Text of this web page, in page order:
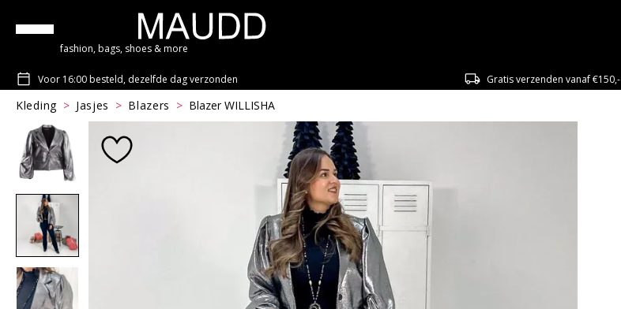
fashion, bags, shoes & more
Voor 16:00 besteld, dezelfde dag verzonden Gratis verzenden vanaf €150,-
Kleding Jasjes Blazers
Blazer WILLISHA